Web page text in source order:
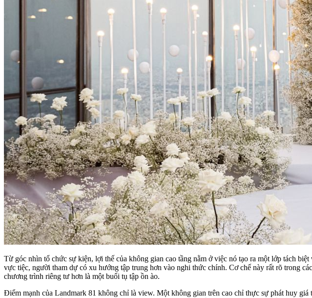
Từ góc nhìn tổ chức sự kiện, lợi thế của không gian cao tầng nằm ở việc nó tạo ra một lớp tách
vực tiệc, người tham dự có xu hướng tập trung hơn vào nghi thức chính. Cơ chế này rất rõ trong
chương trình riêng tư hơn là một buổi tụ tập ồn ào.
Điểm mạnh của Landmark 81 không chỉ là view. Một không gian trên cao chỉ thực sự phát huy